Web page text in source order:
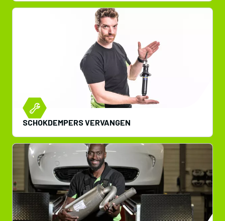
SCHOKDEMPERS VERVANGEN